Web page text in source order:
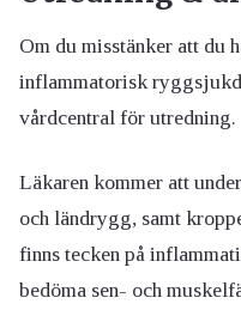
Om du misstänker att du
inflammatorisk
vårdcentral för utredning.
Läkaren kommer att
och ländrygg, samt
finns tecken på
bedöma sen- och